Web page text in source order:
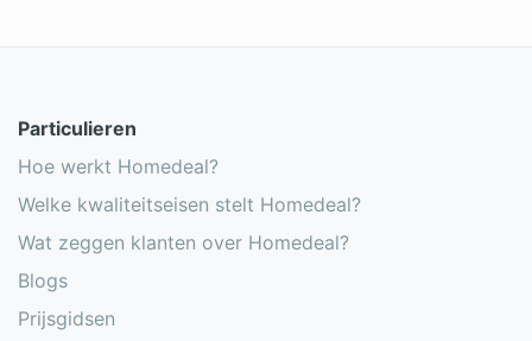
Particulieren
Hoe werkt Homedeal?
Welke kwaliteitseisen stelt Homedeal?
Wat zeggen klanten over Homedeal?
Blogs
Prijsgidsen